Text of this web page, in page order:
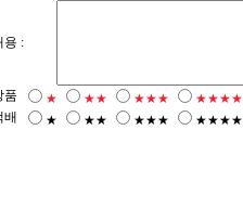
용 :
품 ★ ★★ ★★★ ★★★★
배
★ ★★ ★★★ ★★★★